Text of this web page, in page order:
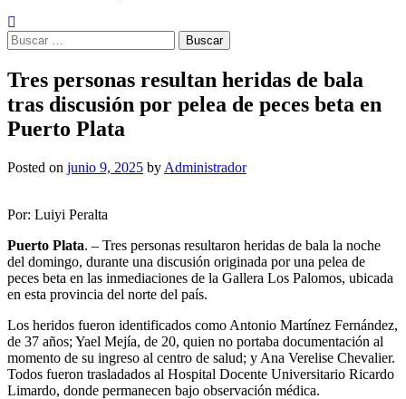
Buscar:
Tres personas resultan heridas de bala
tras discusión por pelea de peces beta en
Puerto Plata
Posted on junio 9, 2025 by Administrador
Por: Luiyi Peralta
Puerto Plata. – Tres personas resultaron heridas de bala la noche
del domingo, durante una discusión originada por una pelea de
peces beta en las inmediaciones de la Gallera Los Palomos, ubicada
en esta provincia del norte del país.
Los heridos fueron identificados como Antonio Martínez Fernández,
de 37 años; Yael Mejía, de 20, quien no portaba documentación al
momento de su ingreso al centro de salud; y Ana Verelise Chevalier.
Todos fueron trasladados al Hospital Docente Universitario Ricardo
Limardo, donde permanecen bajo observación médica.